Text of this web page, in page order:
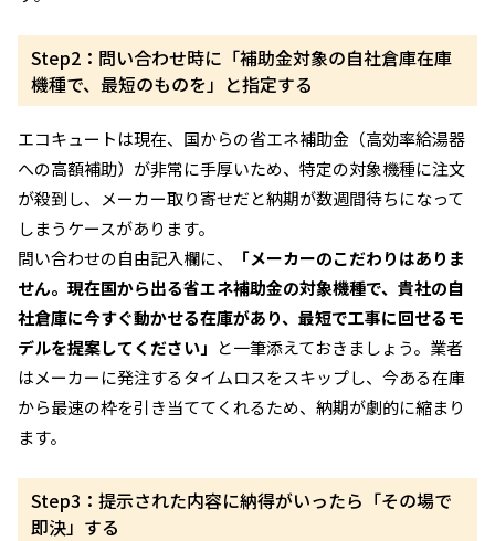
Step2：問い合わせ時に「補助金対象の自社倉庫在庫
機種で、最短のものを」と指定する
エコキュートは現在、国からの省エネ補助金（高効率給湯器
への高額補助）が非常に手厚いため、特定の対象機種に注文
が殺到し、メーカー取り寄せだと納期が数週間待ちになって
しまうケースがあります。
問い合わせの自由記入欄に、
「メーカーのこだわりはありま
せん。現在国から出る省エネ補助金の対象機種で、貴社の自
社倉庫に今すぐ動かせる在庫があり、最短で工事に回せるモ
デルを提案してください」 と一筆添えておきましょう。業者
はメーカーに発注するタイムロスをスキップし、今ある在庫
から最速の枠を引き当ててくれるため、納期が劇的に縮まり
ます。
Step3：提示された内容に納得がいったら「その場で
即決」する